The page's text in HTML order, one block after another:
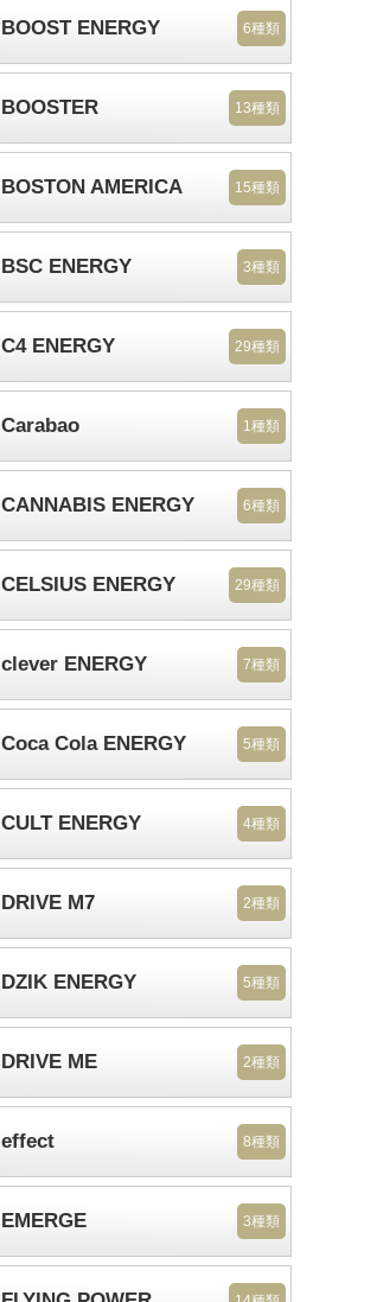
BOOST ENERGY 6種類
BOOSTER 13種類
BOSTON AMERICA 15種類
BSC ENERGY 3種類
C4 ENERGY 29種類
Carabao 1種類
CANNABIS ENERGY 6種類
CELSIUS ENERGY 29種類
clever ENERGY 7種類
Coca Cola ENERGY 5種類
CULT ENERGY 4種類
DRIVE M7 2種類
DZIK ENERGY 5種類
DRIVE ME 2種類
effect 8種類
EMERGE 3種類